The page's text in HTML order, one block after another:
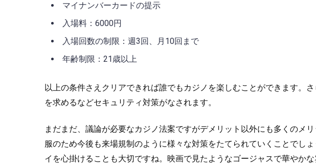
マイナンバーカードの提示
入場料：6000円
入場回数の制限：週3回、月10回まで
年齢制限：21歳以上
以上の条件さえクリアできれば誰でもカジノを楽しむことができます。
を求めるなどセキュリティ対策がなされます。
まだまだ、議論が必要なカジノ法案ですがデメリット以外にも多くのメ
服のため今後も来場規制のように様々な対策をたてられていくことでし
イを心掛けることも大切ですね。映画で見たようなゴージャスで華やか